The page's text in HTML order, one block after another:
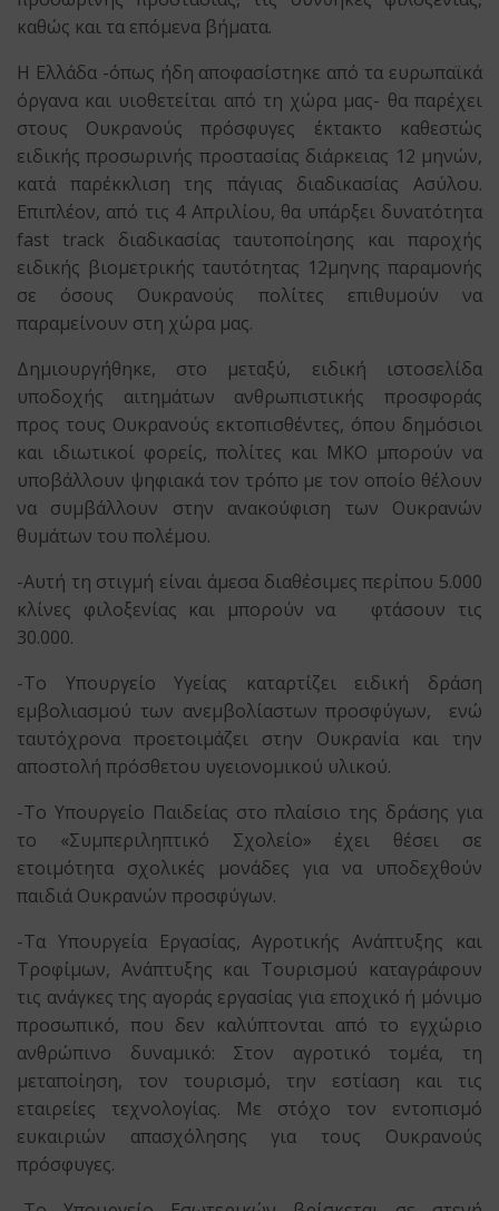
καθώς και τα επόμενα βήματα.
Η Ελλάδα -όπως ήδη αποφασίστηκε από τα ευρωπαϊκά
όργανα και υιοθετείται από τη χώρα μας- θα παρέχει
στους Ουκρανούς πρόσφυγες έκτακτο καθεστώς
ειδικής προσωρινής προστασίας διάρκειας 12 μηνών,
κατά παρέκκλιση της πάγιας διαδικασίας Ασύλου.
Επιπλέον, από τις 4 Απριλίου, θα υπάρξει δυνατότητα
fast track διαδικασίας ταυτοποίησης και παροχής
ειδικής βιομετρικής ταυτότητας 12μηνης παραμονής
σε όσους Ουκρανούς πολίτες επιθυμούν να
παραμείνουν στη χώρα μας.
Δημιουργήθηκε, στο μεταξύ, ειδική ιστοσελίδα
υποδοχής αιτημάτων ανθρωπιστικής προσφοράς
προς τους Ουκρανούς εκτοπισθέντες, όπου δημόσιοι
και ιδιωτικοί φορείς, πολίτες και ΜΚΟ μπορούν να
υποβάλλουν ψηφιακά τον τρόπο με τον οποίο θέλουν
να συμβάλλουν στην ανακούφιση των Ουκρανών
θυμάτων του πολέμου.
-Αυτή τη στιγμή είναι άμεσα διαθέσιμες περίπου 5.000
κλίνες φιλοξενίας και μπορούν να φτάσουν τις
30.000.
-Το Υπουργείο Υγείας καταρτίζει ειδική δράση
εμβολιασμού των ανεμβολίαστων προσφύγων, ενώ
ταυτόχρονα προετοιμάζει στην Ουκρανία και την
αποστολή πρόσθετου υγειονομικού υλικού.
-Το Υπουργείο Παιδείας στο πλαίσιο της δράσης για
το «Συμπεριληπτικό Σχολείο» έχει θέσει σε
ετοιμότητα σχολικές μονάδες για να υποδεχθούν
παιδιά Ουκρανών προσφύγων.
-Τα Υπουργεία Εργασίας, Αγροτικής Ανάπτυξης και
Τροφίμων, Ανάπτυξης και Τουρισμού καταγράφουν
τις ανάγκες της αγοράς εργασίας για εποχικό ή μόνιμο
προσωπικό, που δεν καλύπτονται από το εγχώριο
ανθρώπινο δυναμικό: Στον αγροτικό τομέα, τη
μεταποίηση, τον τουρισμό, την εστίαση και τις
εταιρείες τεχνολογίας. Με στόχο τον εντοπισμό
ευκαιριών απασχόλησης για τους Ουκρανούς
πρόσφυγες.